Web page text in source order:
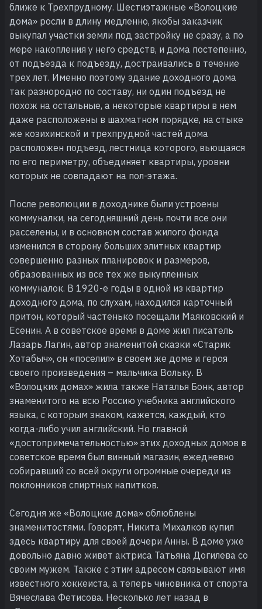
ближе к Трехпрудному. Шестиэтажные «Волоцкие
дома» росли в длину медленно, якобы заказчик
выкупал участки земли под застройку не сразу, а по
мере накопления у него средств, и дома постепенно,
от подъезда к подъезду, достраивались в течение
трех лет. Именно поэтому здание доходного дома
так разнородно по составу, ни один подъезд не
похож на остальные, а некоторые квартиры в нем
даже расположены в шахматном порядке, на стыке
же козихинской и трехпрудной частей дома
расположен подъезд, лестница которого, вьющаяся
по его периметру, объединяет квартиры, уровни
которых не совпадают на пол-этажа.
После революции в доходнике были устроены
коммуналки, на сегодняшний день почти все они
расселены, и в основном состав жилого фонда
изменился в сторону больших элитных квартир
совершенно разных планировок и размеров,
образованных из все тех же выкупленных
коммуналок. В 1920-е годы в одной из квартир
доходного дома, по слухам, находился карточный
притон, который частенько посещали Маяковский и
Есенин. А в советское время в доме жил писатель
Лазарь Лагин, автор знаменитой сказки «Старик
Хотабыч», он «поселил» в своем же доме и героя
своего произведения – мальчика Вольку. В
«Волоцких домах» жила также Наталья Бонк, автор
знаменитого на всю Россию учебника английского
языка, с которым знаком, кажется, каждый, кто
когда-либо учил английский. Но главной
«достопримечательностью» этих доходных домов в
советское время был винный магазин, ежедневно
собиравший со всей округи огромные очереди из
поклонников спиртных напитков.
Сегодня же «Волоцкие дома» облюблены
знаменитостями. Говорят, Никита Михалков купил
здесь квартиру для своей дочери Анны. В доме уже
довольно давно живет актриса Татьяна Догилева со
своим мужем. Также с этим адресом связывают имя
известного хоккеиста, а теперь чиновника от спорта
Вячеслава Фетисова. Несколько лет назад в